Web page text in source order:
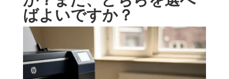
ばよいですか？